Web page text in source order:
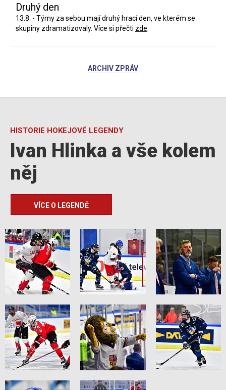
Druhý den
13.8. - Týmy za sebou mají druhý hrací den, ve kterém se
skupiny zdramatizovaly. Více si přečti zde
ARCHIV ZPRÁV
HISTORIE HOKEJOVÉ LEGENDY
Ivan Hlinka a vše kolem
něj
VÍCE O LEGENDĚ